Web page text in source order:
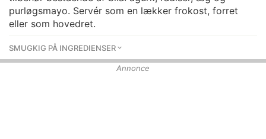
purløgsmayo. Servér som en lækker frokost, forret
eller som hovedret.
SMUGKIG PÅ INGREDIENSER
Annonce